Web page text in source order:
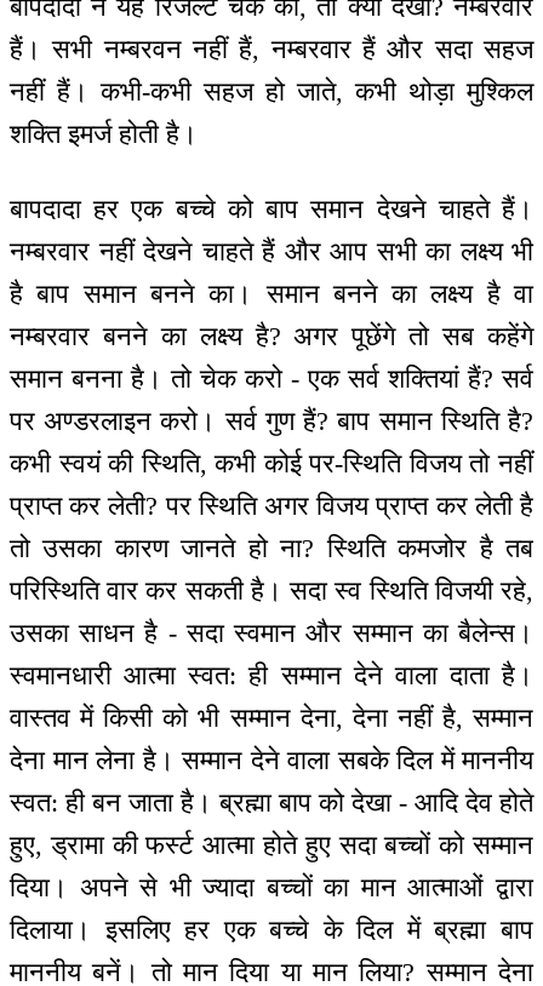
बापदादा ने यह रिजल्ट चेक की, तो क्या देखा? नम्बरवार
हैं। सभी नम्बरवन नहीं हैं, नम्बरवार हैं और सदा सहज
नहीं हैं। कभी-कभी सहज हो जाते, कभी थोड़ा मुश्किल
शक्ति इमर्ज होती है।
बापदादा हर एक बच्चे को बाप समान देखने चाहते हैं।
नम्बरवार नहीं देखने चाहते हैं और आप सभी का लक्ष्य भी
है बाप समान बनने का। समान बनने का लक्ष्य है वा
नम्बरवार बनने का लक्ष्य है? अगर पूछेंगे तो सब कहेंगे
समान बनना है। तो चेक करो - एक सर्व शक्तियां हैं? सर्व
पर अण्डरलाइन करो। सर्व गुण हैं? बाप समान स्थिति है?
कभी स्वयं की स्थिति, कभी कोई पर-स्थिति विजय तो नहीं
प्राप्त कर लेती? पर स्थिति अगर विजय प्राप्त कर लेती है
तो उसका कारण जानते हो ना? स्थिति कमजोर है तब
परिस्थिति वार कर सकती है। सदा स्व स्थिति विजयी रहे,
उसका साधन है - सदा स्वमान और सम्मान का बैलेन्स।
स्वमानधारी आत्मा स्वत: ही सम्मान देने वाला दाता है।
वास्तव में किसी को भी सम्मान देना, देना नहीं है, सम्मान
देना मान लेना है। सम्मान देने वाला सबके दिल में माननीय
स्वत: ही बन जाता है। ब्रह्मा बाप को देखा - आदि देव होते
हुए, ड्रामा की फर्स्ट आत्मा होते हुए सदा बच्चों को सम्मान
दिया। अपने से भी ज्यादा बच्चों का मान आत्माओं द्वारा
दिलाया। इसलिए हर एक बच्चे के दिल में ब्रह्मा बाप
माननीय बनें। तो मान दिया या मान लिया? सम्मान देना